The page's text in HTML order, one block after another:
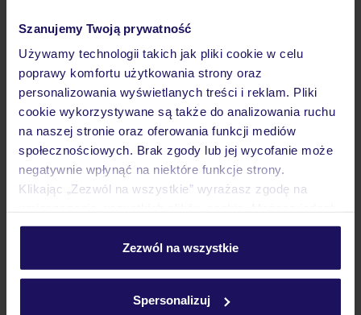
Szanujemy Twoją prywatność
Używamy technologii takich jak pliki cookie w celu
poprawy komfortu użytkowania strony oraz
personalizowania wyświetlanych treści i reklam. Pliki
cookie wykorzystywane są także do analizowania ruchu
na naszej stronie oraz oferowania funkcji mediów
społecznościowych. Brak zgody lub jej wycofanie może
negatywnie wpłynąć na niektóre funkcje strony.
Klikając „Zezwól na wszystkie” wyrażasz zgodę na
personalizować swój wybór wchodząc w zakładkę
Szczegółowe informacje o plikach cookie znajdziesz
Zezwól na wszystkie
Spersonalizuj
Hotel Priscilla
LACJUM - RZYM RZYM
1 376 ZŁ
29.08.2026 - 31.08.2026
(2 noclegi)
Warszawa-Radom (15:45)
Bez wyżywienia
LAST MINUTE